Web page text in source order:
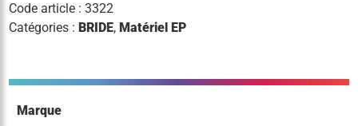
Code article :3322
Catégories : BRIDE, Matériel EP
Marque